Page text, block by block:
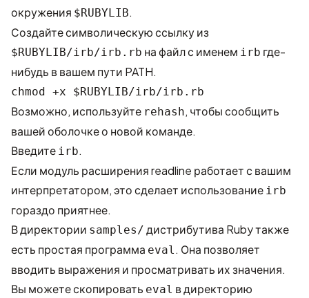
окружения $RUBYLIB.
Создайте символическую ссылку из
$RUBYLIB/irb/irb.rb на файл с именем irb где-
нибудь в вашем пути PATH.
chmod +x $RUBYLIB/irb/irb.rb
Возможно, используйте rehash, чтобы сообщить
вашей оболочке о новой команде.
Введите irb.
Если модуль расширения readline работает с вашим
интерпретатором, это сделает использование irb
гораздо приятнее.
В директории samples/ дистрибутива Ruby также
есть простая программа eval . Она позволяет
вводить выражения и просматривать их значения.
Вы можете скопировать eval в директорию